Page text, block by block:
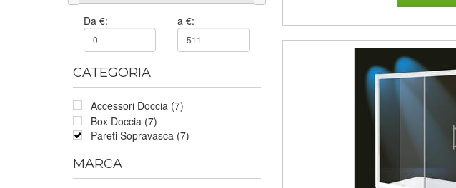
Da €: a €:
CATEGORIA
Accessori Doccia (7)
Box Doccia (7)
Pareti Sopravasca (7)
MARCA